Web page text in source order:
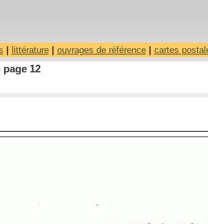
littérature| ouvrages de référence| cartes
12